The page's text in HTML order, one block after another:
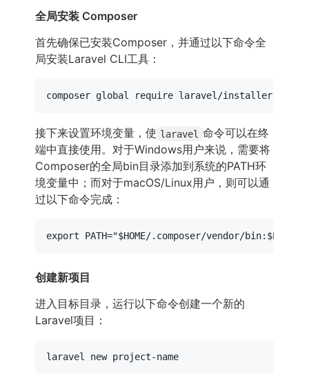
全局安装 Composer
首先确保已安装Composer，并通过以下命令全
局安装Laravel CLI工具：
接下来设置环境变量，使 laravel 命令可以在终
端中直接使用。对于Windows用户来说，需要将
Composer的全局bin目录添加到系统的PATH环
境变量中；而对于macOS/Linux用户，则可以通
过以下命令完成：
export PATH="$HOME/.composer/vendor/bin: $PATH
创建新项目
进入目标目录，运行以下命令创建一个新的
Laravel项目：